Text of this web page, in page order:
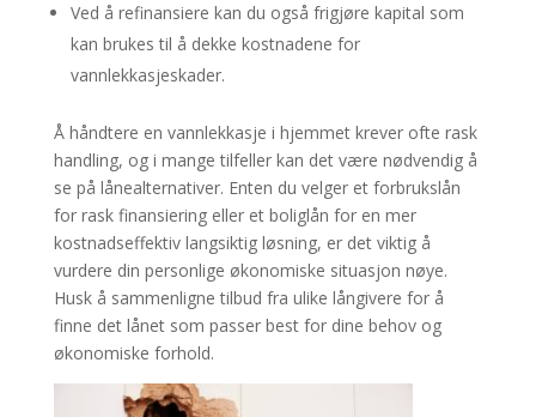
Ved å refinansiere kan du også frigjøre kapital som
kan brukes til å dekke kostnadene for
vannlekkasjeskader.
Å håndtere en vannlekkasje i hjemmet krever ofte rask
handling, og i mange tilfeller kan det være nødvendig å
se på lånealternativer. Enten du velger et forbrukslån
for rask finansiering eller et boliglån for en mer
kostnadseffektiv langsiktig løsning, er det viktig å
vurdere din personlige økonomiske situasjon nøye.
Husk å sammenligne tilbud fra ulike långivere for å
finne det lånet som passer best for dine behov og
økonomiske forhold.